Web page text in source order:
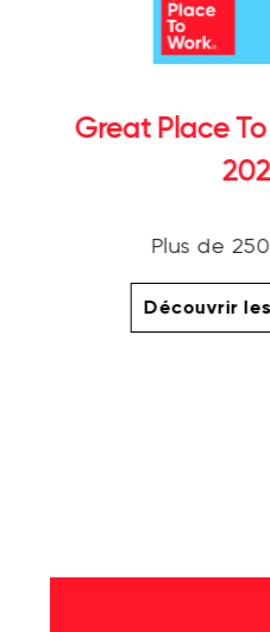
Great Place
Plus de
Découvrir